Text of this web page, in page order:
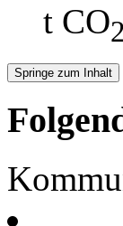
t CO2
Springe zum Inhalt